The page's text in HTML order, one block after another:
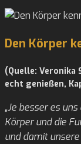
Den Körper
(Quelle:
echt genießen,
„Je besser es
Körper und die
und damit